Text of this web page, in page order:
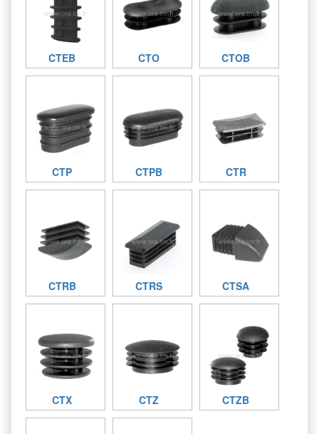
CTEB CTO CTOB
CTP CTPB CTR
CTRB CTRS CTSA
CTX CTZ CTZB